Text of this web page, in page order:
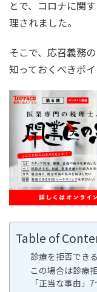
とで、コロナに関
理されました。
そこで、応召義務
知っておくべきポ
Table of
診療を拒否でき
この場合は診療
「正当な事由」